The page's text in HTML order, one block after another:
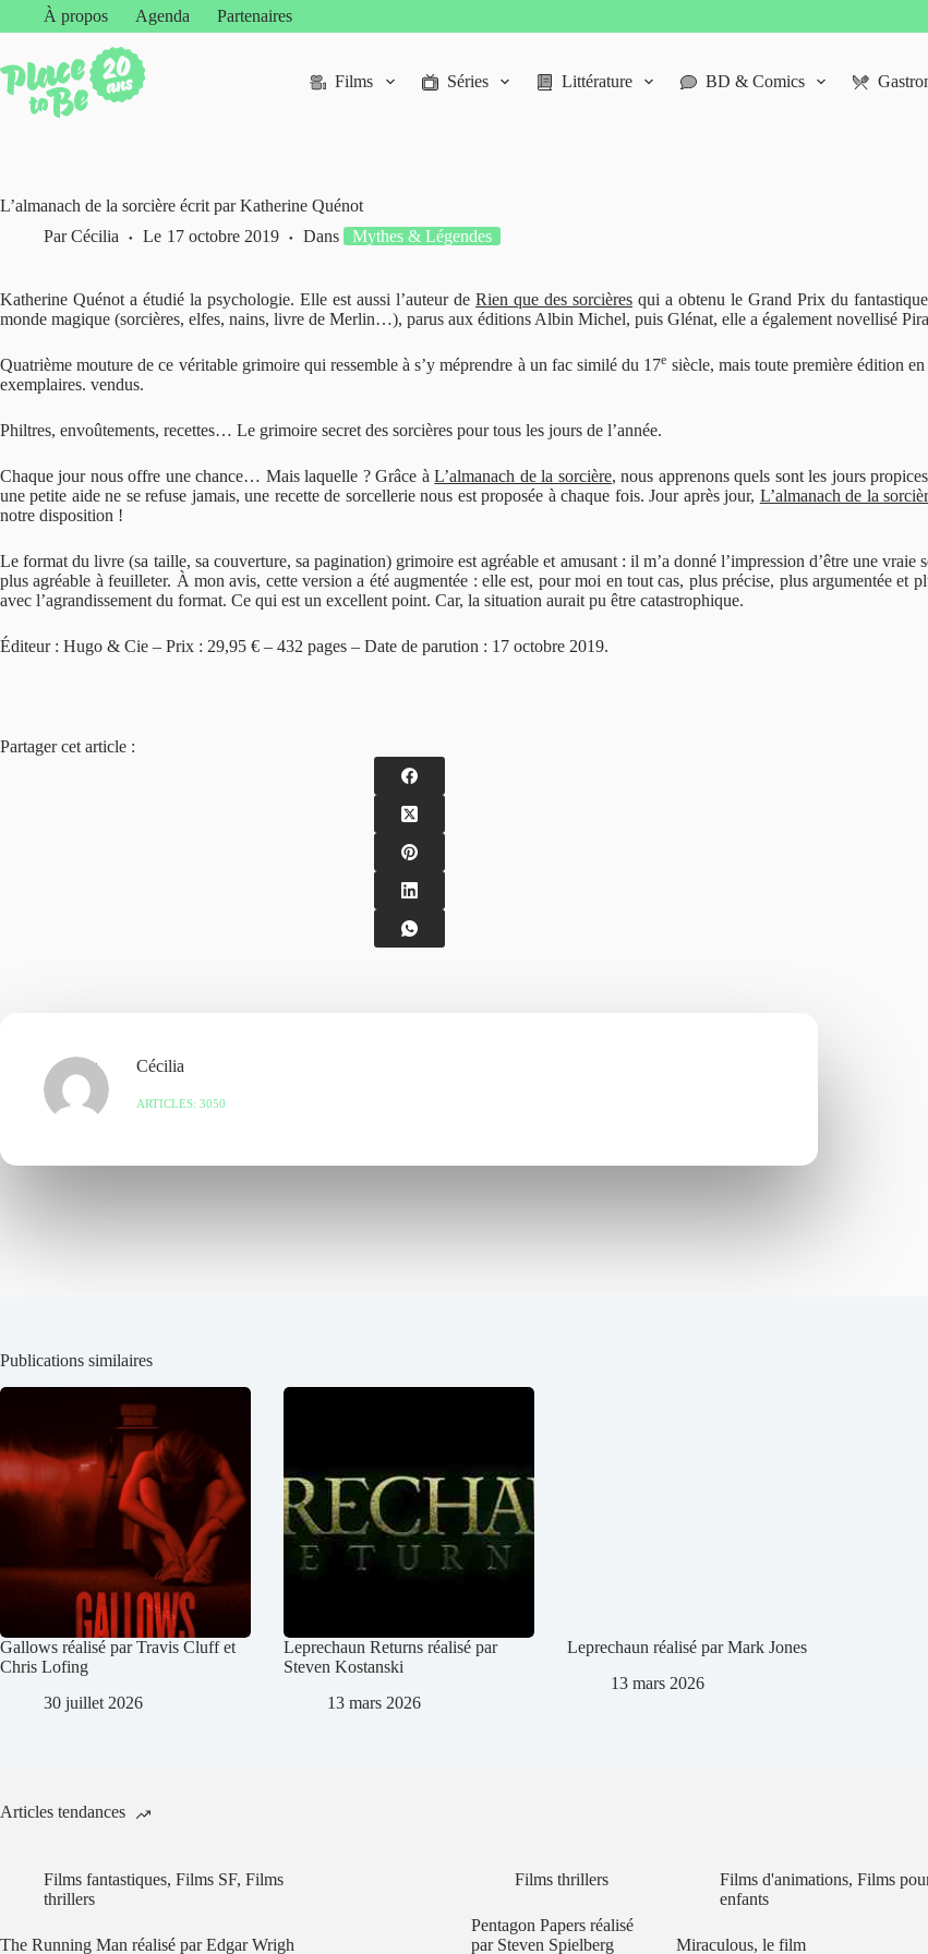
À propos Agenda Partenaires
Films Séries Littérature BD & Comics
L’almanach de la sorcière écrit par Katherine Quénot
Par Cécilia Le 17 octobre 2019 Dans Mythes & Légendes
Katherine Quénot a étudié la psychologie. Elle est aussi l’auteur de Rien que des sorcières qui a obtenu le Grand Prix du
monde magique (sorcières, elfes, nains, livre de Merlin…), parus aux éditions Albin Michel, puis Glénat, elle a également novellisé
Quatrième mouture de ce véritable grimoire qui ressemble à s’y méprendre à un fac similé du 17e siècle, mais toute première édition
exemplaires. vendus.
Philtres, envoûtements, recettes… Le grimoire secret des sorcières pour tous les jours de l’année.
Chaque jour nous offre une chance… Mais laquelle ? Grâce àL’almanach de la sorcière, nous apprenons quels sont les jours
une petite aide ne se refuse jamais, une recette de sorcellerie nous est proposée à chaque fois. Jour après jour, L’almanach de la
notre disposition !
Le format du livre (sa taille, sa couverture, sa pagination) grimoire est agréable et amusant : il m’a donné l’impression d’être une
plus agréable à feuilleter. À mon avis, cette version a été augmentée : elle est, pour moi en tout cas, plus précise, plus argumentée et
avec l’agrandissement du format. Ce qui est un excellent point. Car, la situation aurait pu être catastrophique.
Éditeur : Hugo & Cie – Prix : 29,95 € – 432 pages – Date de parution : 17 octobre 2019.
Partager cet article :
Cécilia
ARTICLES: 3050
Publications similaires
Gallows réalisé par Travis Cluff et
Chris Lofing
30 juillet 2026
Leprechaun Returns réalisé par
Steven Kostanski
13 mars 2026
Leprechaun réalisé par Mark Jones
13 mars 2026
Articles tendances
Films fantastiques, Films SF, Films
thrillers
The Running Man réalisé par Edgar Wrigh
Films thrillers
Pentagon Papers réalisé
par Steven Spielberg
Films d'animations, Films
enfants
Miraculous, le film